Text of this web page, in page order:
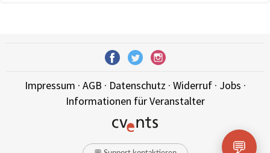
Impressum · AGB · Datenschutz · Widerruf· Jobs ·
Informationen für Veranstalter
💬